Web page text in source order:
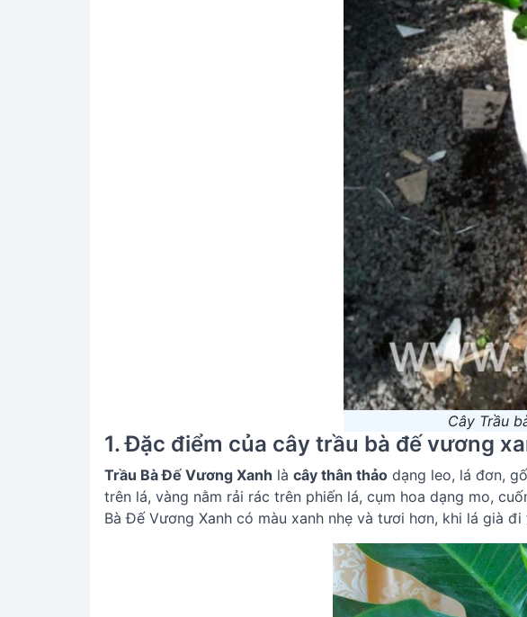
Cây Trầu
1. Đặc điểm của cây trầu bà đế vương
Trầu Bà Đế Vương Xanh là cây thân thảo dạng leo, lá đơn,
trên lá, vàng nằm rải rác trên phiến lá, cụm hoa dạng mo,
Bà Đế Vương Xanh có màu xanh nhẹ và tươi hơn, khi lá già đi